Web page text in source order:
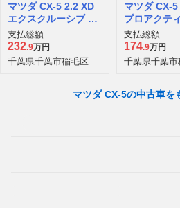
マツダ CX-5 2.2 XD
エクスクルーシブ モ
ード ディーゼルター
ボ
支払総額
232.9万円
千葉県千葉市稲毛区
マツダ CX-
プロアクテ
ーゼルターボ
支払総額
174.9万円
千葉県千葉市
マツダ CX-5の中古車を